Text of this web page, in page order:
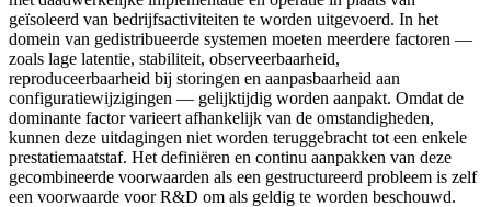
geïsoleerd van bedrijfsactiviteiten te worden uitgevoerd. In het
domein van gedistribueerde systemen moeten meerdere factoren —
zoals lage latentie, stabiliteit, observeerbaarheid,
reproduceerbaarheid bij storingen en aanpasbaarheid aan
configuratiewijzigingen — gelijktijdig worden aanpakt. Omdat de
dominante factor varieert afhankelijk van de omstandigheden,
kunnen deze uitdagingen niet worden teruggebracht tot een enkele
prestatiemaatstaf. Het definiëren en continu aanpakken van deze
gecombineerde voorwaarden als een gestructureerd probleem is zelf
een voorwaarde voor R&D om als geldig te worden beschouwd.